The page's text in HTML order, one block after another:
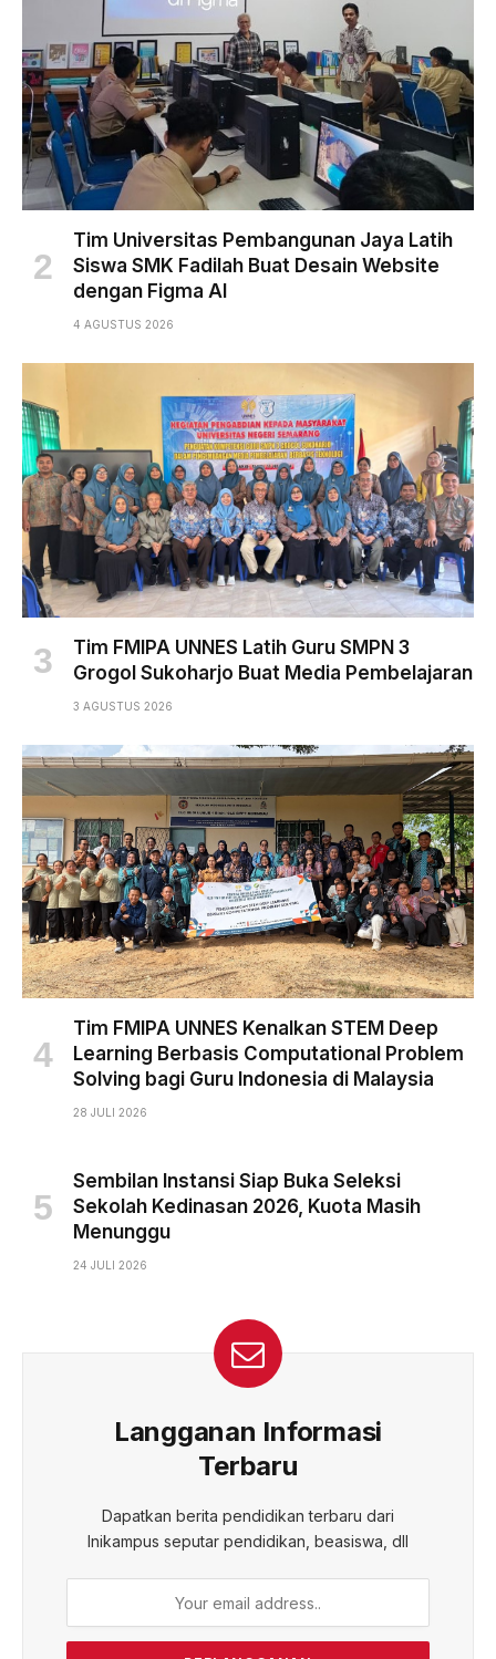
Tim Universitas Pembangunan Jaya Latih
Siswa SMK Fadilah Buat Desain Website
dengan Figma AI
4 AGUSTUS 2026
Tim FMIPA UNNES Latih Guru SMPN 3
Grogol Sukoharjo Buat Media Pembelajaran
3 AGUSTUS 2026
Tim FMIPA UNNES Kenalkan STEM Deep
Learning Berbasis Computational Problem
Solving bagi Guru Indonesia di Malaysia
28 JULI 2026
Sembilan Instansi Siap Buka Seleksi
Sekolah Kedinasan 2026, Kuota Masih
Menunggu
24 JULI 2026
Langganan Informasi
Terbaru
Dapatkan berita pendidikan terbaru dari
Inikampus seputar pendidikan, beasiswa, dll